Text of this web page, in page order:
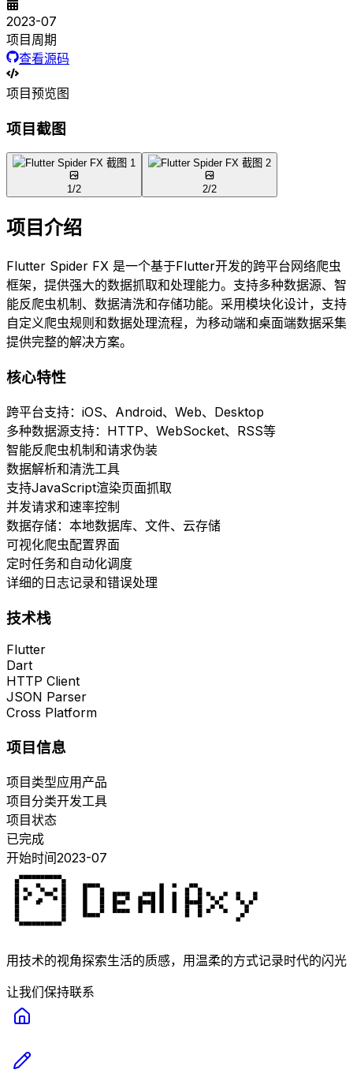
2023-07
项目周期
查看源码
项目预览图
项目截图
1/2 2/2
项目介绍
Flutter Spider FX 是一个基于Flutter开发的跨平台网络爬虫
框架，提供强大的数据抓取和处理能力。支持多种数据源、智
能反爬虫机制、数据清洗和存储功能。采用模块化设计，支持
自定义爬虫规则和数据处理流程，为移动端和桌面端数据采集
提供完整的解决方案。
核心特性
跨平台支持：iOS、Android、Web、Desktop
多种数据源支持：HTTP、WebSocket、RSS等
智能反爬虫机制和请求伪装
数据解析和清洗工具
支持JavaScript渲染页面抓取
并发请求和速率控制
数据存储：本地数据库、文件、云存储
可视化爬虫配置界面
定时任务和自动化调度
详细的日志记录和错误处理
技术栈
Flutter
Dart
HTTP Client
JSON Parser
Cross Platform
项目信息
项目类型应用产品
项目分类开发工具
项目状态
已完成
开始时间2023-07
用技术的视角探索生活的质感，用温柔的方式记录时代的闪光
让我们保持联系